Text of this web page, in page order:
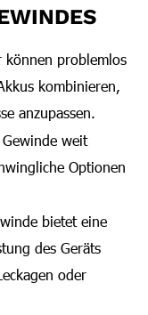
können problemlos
kombinieren,
anzupassen.
weit
Optionen
bietet eine
des Geräts
oder